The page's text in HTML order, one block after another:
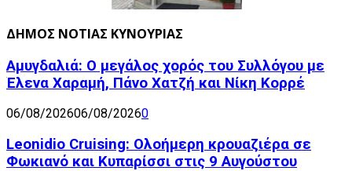
ΔΗΜΟΣ ΝΟΤΙΑΣ ΚΥΝΟΥΡΙΑΣ
Αμυγδαλιά: Ο μεγάλος χορός του Συλλόγου με
Έλενα Χαραμή, Πάνο Χατζή και Νίκη Κορρέ
06/08/202606/08/20260
Leonidio Cruising: Ολοήμερη κρουαζιέρα σε
Φωκιανό και Κυπαρίσσι στις 9 Αυγούστου